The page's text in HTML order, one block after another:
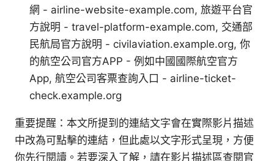
網 - airline-website-example.com, 旅遊平台官
方說明 - travel-platform-example.com, 交通部
民航局官方說明 - civilaviation.example.org, 你
的航空公司官方APP - 例如中國國際航空官方
App, 航空公司客票查詢入口 - airline-ticket-
check.example.org
重要提醒：本文所提到的連結文字會在實際影片描述
中改為可點擊的連結，但此處以文字形式呈現，方便
你先行閱讀。若要深入了解，請在影片描述區查閱官